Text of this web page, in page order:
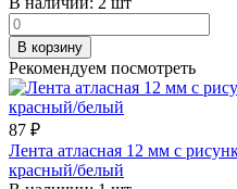
В корзину
Рекомендуем посмотреть
87 ₽
Лента атласная 12 мм с
красный/белый